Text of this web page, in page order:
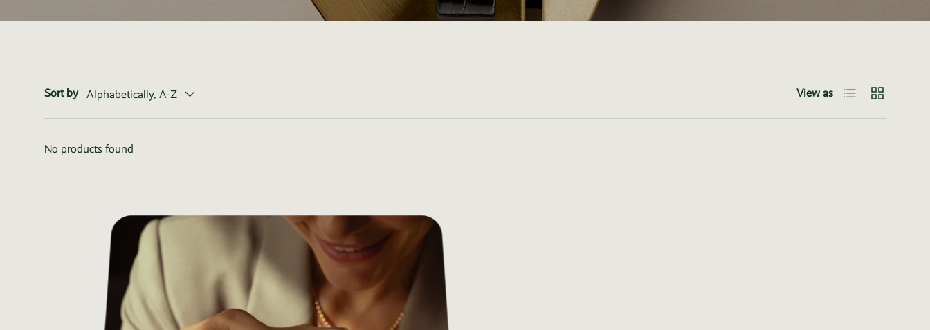
Sort by Alphabetically, A-Z View as List Grid
No products found